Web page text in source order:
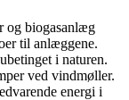
og biogasanlæg
til anlæggene.
i naturen.
ved vindmøller.
energi i